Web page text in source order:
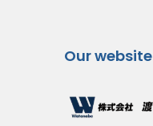
Our website